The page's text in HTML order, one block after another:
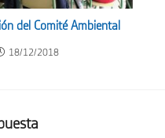
del Comité Ambiental
18/12/2018